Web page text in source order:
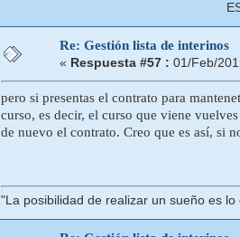
Re: Gestión lista de interinos
« Respuesta #57 : 01/Feb/
pero si presentas el contrato para
curso, es decir, el curso que viene
de nuevo el contrato. Creo que es así, si
"La posibilidad de realizar un sueño es